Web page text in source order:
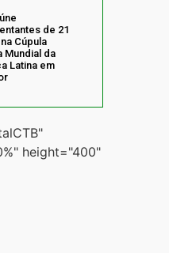
de 21
Cúpula
Mundial da
Latina em
height="400"